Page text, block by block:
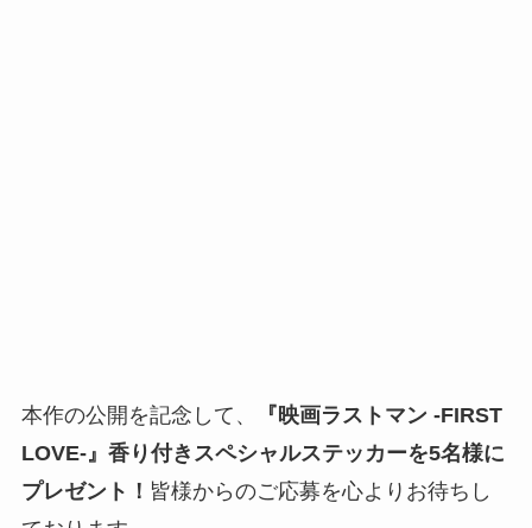
本作の公開を記念して、
『映画ラストマン -FIRST
LOVE-』 香り付きスペシャルステッカーを5名様に
プレゼント！ 皆様からのご応募を心よりお待ちし